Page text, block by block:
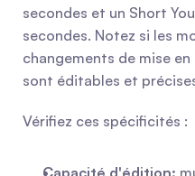
secondes et un Short
secondes. Notez si les
changements de mise
sont éditables et
Vérifiez ces spécificités :
Capacité d'édition: